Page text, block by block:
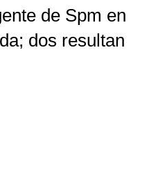
de Spm en
dos resultan